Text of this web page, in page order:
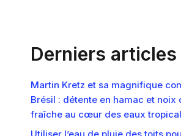
Derniers articles
Martin Kretz et sa magnifique
Brésil : détente en hamac et noix
fraîche au cœur des eaux